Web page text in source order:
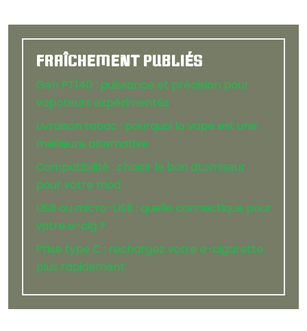
FRAÎCHEMENT PUBLIÉS
Gen PT140 : puissance et précision pour
vapoteurs expérimentés
Livraison tabac : pourquoi la vape est une
meilleure alternative
Compatibilité : choisir le bon atomiseur
pour votre mod
USB ou micro-USB : quelle connectique pour
votre e-cig ?
Prise type C : rechargez votre e-cigarette
plus rapidement